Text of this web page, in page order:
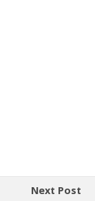
Next Post